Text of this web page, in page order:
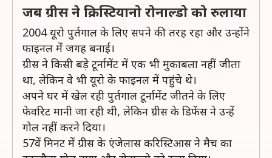
जब ग्रीस ने क्रिस्टियानो रोनाल्डो को रुलाया
2004 यूरो पुर्तगाल के लिए सपने की तरह रहा और उन्होंने
फाइनल में जगह बनाई।
ग्रीस ने किसी बड़े टूर्नामेंट में एक भी मुकाबला नहीं जीता
था, लेकिन वे भी यूरो के फाइनल में पहुंचे थे।
अपने घर में खेल रही पुर्तगाल टूर्नामेंट जीतने के लिए
फेवरिट मानी जा रही थी, लेकिन ग्रीस के डिफेंस ने उन्हें
गोल नहीं करने दिया।
57वें मिनट में ग्रीस के एंजेलास करिस्टिआस ने मैच का